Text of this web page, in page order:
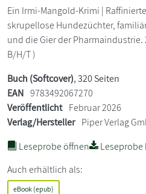
Ein Irmi-Mangold-Krimi |
skrupellose Hundezüchter,
und die Gier der Pharmaindustrie.
B/H/T )
Buch (Softcover), 320 Seiten
EAN 9783492067270
Veröffentlicht Februar 2026
Verlag/Hersteller Piper Verlag
Leseprobe öffnen
Auch erhältlich als:
eBook (epub)